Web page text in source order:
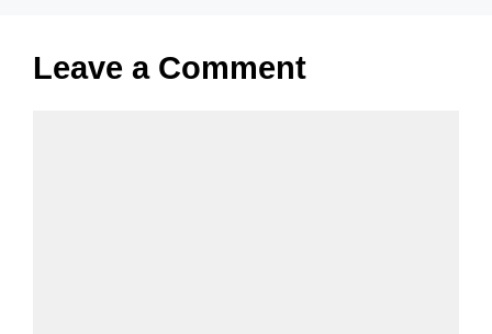
Leave a Comment